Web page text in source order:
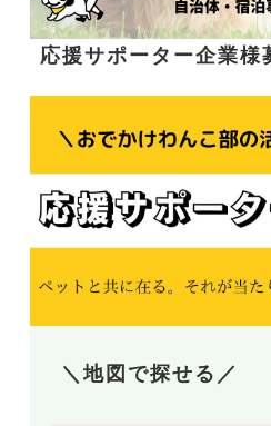
応援サポーター企業様
＼地図で探せる／